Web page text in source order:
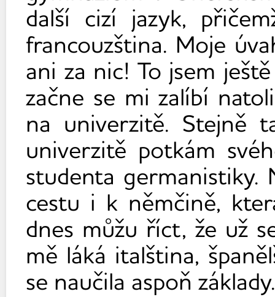
další cizí jazyk,
francouzština. Moje
ani za nic! To jsem
začne se mi zalíbí
na univerzitě. Stejně
univerzitě potkám
studenta germanistiky.
cestu i k němčině,
dnes můžu říct, že už
mě láká italština,
se naučila aspoň